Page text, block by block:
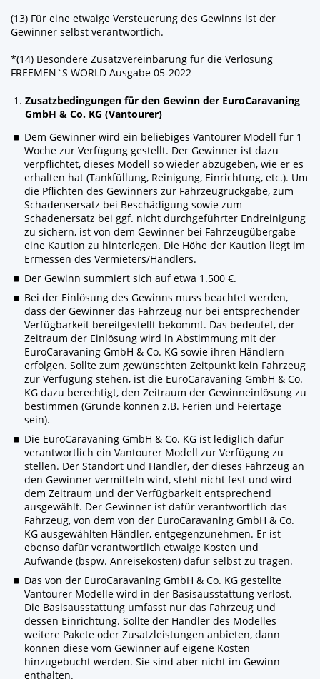
(13) Für eine etwaige Versteuerung des Gewinns ist der
Gewinner selbst verantwortlich.
*(14) Besondere Zusatzvereinbarung für die Verlosung
FREEMEN`S WORLD Ausgabe 05-2022
Zusatzbedingungen für den Gewinn der EuroCaravaning
GmbH & Co. KG (Vantourer)
Dem Gewinner wird ein beliebiges Vantourer Modell für 1
Woche zur Verfügung gestellt. Der Gewinner ist dazu
verpflichtet, dieses Modell so wieder abzugeben, wie er es
erhalten hat (Tankfüllung, Reinigung, Einrichtung, etc.). Um
die Pflichten des Gewinners zur Fahrzeugrückgabe, zum
Schadensersatz bei Beschädigung sowie zum
Schadenersatz bei ggf. nicht durchgeführter Endreinigung
zu sichern, ist von dem Gewinner bei Fahrzeugübergabe
eine Kaution zu hinterlegen. Die Höhe der Kaution liegt im
Ermessen des Vermieters/Händlers.
Der Gewinn summiert sich auf etwa 1.500 €.
Bei der Einlösung des Gewinns muss beachtet werden,
dass der Gewinner das Fahrzeug nur bei entsprechender
Verfügbarkeit bereitgestellt bekommt. Das bedeutet, der
Zeitraum der Einlösung wird in Abstimmung mit der
EuroCaravaning GmbH & Co. KG sowie ihren Händlern
erfolgen. Sollte zum gewünschten Zeitpunkt kein Fahrzeug
zur Verfügung stehen, ist die EuroCaravaning GmbH & Co.
KG dazu berechtigt, den Zeitraum der Gewinneinlösung zu
bestimmen (Gründe können z.B. Ferien und Feiertage
sein).
Die EuroCaravaning GmbH & Co. KG ist lediglich dafür
verantwortlich ein Vantourer Modell zur Verfügung zu
stellen. Der Standort und Händler, der dieses Fahrzeug an
den Gewinner vermitteln wird, steht nicht fest und wird
dem Zeitraum und der Verfügbarkeit entsprechend
ausgewählt. Der Gewinner ist dafür verantwortlich das
Fahrzeug, von dem von der EuroCaravaning GmbH & Co.
KG ausgewählten Händler, entgegenzunehmen. Er ist
ebenso dafür verantwortlich etwaige Kosten und
Aufwände (bspw. Anreisekosten) dafür selbst zu tragen.
Das von der EuroCaravaning GmbH & Co. KG gestellte
Vantourer Modelle wird in der Basisausstattung verlost.
Die Basisausstattung umfasst nur das Fahrzeug und
dessen Einrichtung. Sollte der Händler des Modelles
weitere Pakete oder Zusatzleistungen anbieten, dann
können diese vom Gewinner auf eigene Kosten
hinzugebucht werden. Sie sind aber nicht im Gewinn
enthalten.